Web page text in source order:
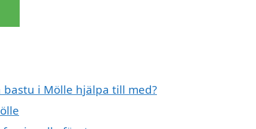
i Mölle hjälpa till med?